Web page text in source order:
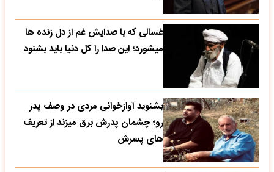
غسالی که با صدایش غم از دل زنده ها
میشورد؛ این صدا را کل دنیا باید بشنود
بشنوید آوازخوانی مردی در وصف پدر
رو؛ چشمان پدرش برق میزند از تعریف
های پسرش